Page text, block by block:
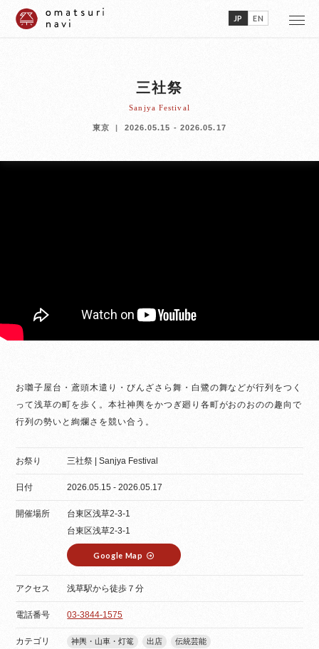
JP EN
三社祭
Sanjya Festival
東京 2026.05.15 - 2026.05.17
お囃子屋台・鳶頭木遣り・びんざさら舞・白鷺の舞などが行列をつく
って浅草の町を歩く。本社神輿をかつぎ廻り各町がおのおのの趣向で
行列の勢いと絢爛さを競い合う。
お祭り 三社祭 | Sanjya Festival
日付 2026.05.15 - 2026.05.17
開催場所
台東区浅草2-3-1
台東区浅草2-3-1
Google Map
アクセス 浅草駅から徒歩７分
電話番号 03-3844-1575
カテゴリ 神輿・山車・灯篭 出店 伝統芸能